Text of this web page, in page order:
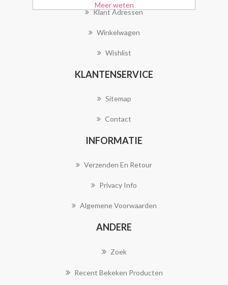
Klant Adressen
Winkelwagen
Wishlist
KLANTENSERVICE
Sitemap
Contact
INFORMATIE
Verzenden En Retour
Privacy Info
Algemene Voorwaarden
ANDERE
Zoek
Recent Bekeken Producten
Meer weten